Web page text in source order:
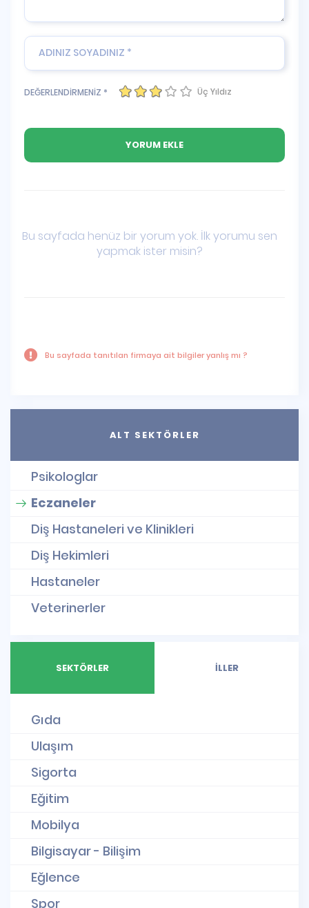
DEĞERLENDİRMENİZ * Üç Yıldız
Bu sayfada henüz bir yorum yok. İlk yorumu sen
yapmak ister misin?
Bu sayfada tanıtılan firmaya ait bilgiler yanlış mı ?
ALT SEKTÖRLER
Psikologlar
Eczaneler
Diş Hastaneleri ve Klinikleri
Diş Hekimleri
Hastaneler
Veterinerler
SEKTÖRLER İLLER
Gıda
Ulaşım
Sigorta
Eğitim
Mobilya
Bilgisayar - Bilişim
Eğlence
Spor